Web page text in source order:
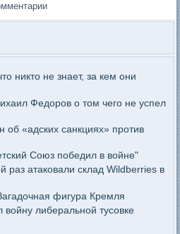
никто не знает, за кем они
Федоров о том чего не успел
«адских санкциях» против
Союз победил в войне"
раз атаковали склад Wildberries в
фигура Кремля
либеральной тусовке